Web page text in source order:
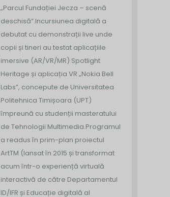
„Parcul Fundației Jecza – scenă
deschisă”.Incursiunea digitală a
debutat cu demonstrații live unde
copii și tineri au testat aplicațiile
imersive (AR/VR/MR) Spotlight
Heritage și aplicația VR „Nokia Bell
Labs”, concepute de Universitatea
Politehnica Timișoara (UPT)
împreună cu studenții masteratului
de Tehnologii Multimedia.Programul
a readus în prim-plan proiectul
ArtTM (lansat în 2015 și transformat
acum într-o experiență virtuală
interactivă de către Departamentul
ID/IFR și Educație digitală al